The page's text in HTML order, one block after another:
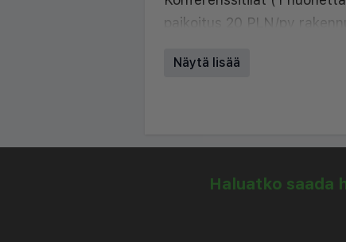
paikoitus 20 PLN/pv
Tyylikkäät ja raikkaat,
Ilmastointi, lämmitys, sat-
minibaari, hiustenkuivaaja,
Näytä lisää
Haluatko saada